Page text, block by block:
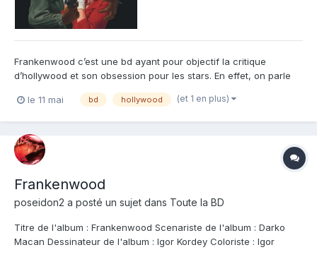
Frankenwood c’est une bd ayant pour objectif la critique
d’hollywood et son obsession pour les stars. En effet, on parle
cloner les icônes disparues pour répondre à la demande
le 11 mai bd hollywood (et 1 en plus)
Frankenwood
poseidon2 a posté un sujet dans Toute la BD
Titre de l'album : Frankenwood Scenariste de l'album : Darko
Macan Dessinateur de l'album : Igor Kordey Coloriste : Igor